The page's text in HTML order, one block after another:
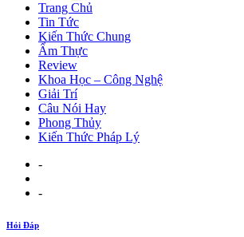
Trang Chủ
Tin Tức
Kiến Thức Chung
Ẩm Thực
Review
Khoa Học – Công Nghệ
Giải Trí
Câu Nói Hay
Phong Thủy
Kiến Thức Pháp Lý
-
-
Hỏi Đáp